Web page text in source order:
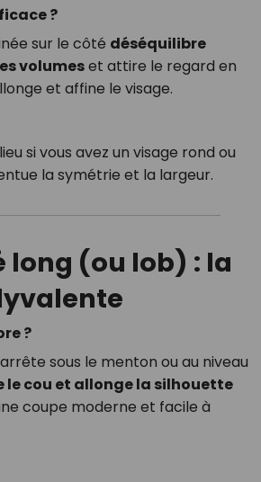
?
sur le côté déséquilibre
volumeset attire le regard en
et affine le visage.
si vous avez un visage rond ou
la symétrie et la largeur.
long (ou lob) : la
?
sous le menton ou au niveau
le cou et allonge la silhouette
coupe moderne et facile à